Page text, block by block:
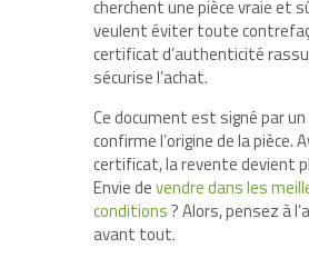
cherchent une pièce vraie et
veulent éviter toute
certificat d’authenticité
sécurise l’achat.
Ce document est signé par
confirme l’origine de la pièce.
certificat, la revente devient
Envie devendre dans les
conditions? Alors, pensez à
avant tout.